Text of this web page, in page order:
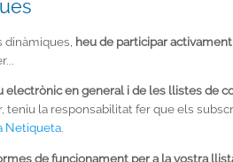
dinàmiques, heu de participar activament
electrònic en general i de les llistes de
teniu la responsabilitat fer que els
Netiqueta
de funcionament per a la vostra